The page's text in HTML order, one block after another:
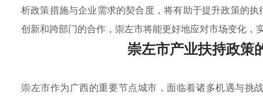
析政策措施与企业需求的契合度，将有助于提升政策的
创新和跨部门的合作，崇左市将能更好地应对市场变化，
崇左市产业扶持政策
崇左市作为广西的重要节点城市，面临着诸多机遇与挑